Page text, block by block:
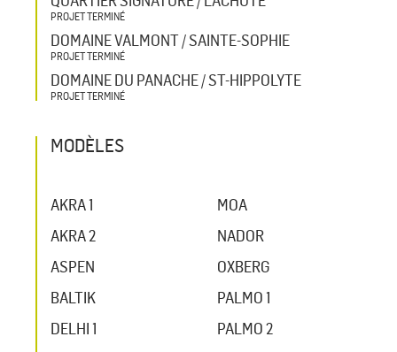
PROJET TERMINÉ
DOMAINE VALMONT / SAINTE-SOPHIE
PROJET TERMINÉ
DOMAINE DU PANACHE / ST-HIPPOLYTE
PROJET TERMINÉ
MODÈLES
AKRA 1
AKRA 2
ASPEN
BALTIK
DELHI 1
MOA
NADOR
OXBERG
PALMO 1
PALMO 2